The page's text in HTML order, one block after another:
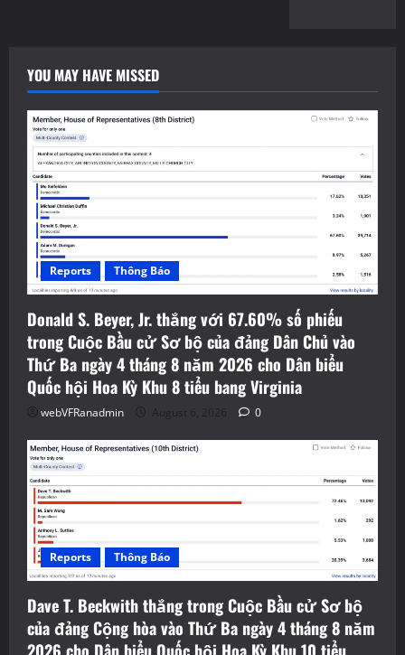
YOU MAY HAVE MISSED
Reports Thông Báo
Donald S. Beyer, Jr. thắng với 67.60% số phiếu
trong Cuộc Bầu cử Sơ bộ của đảng Dân Chủ vào
Thứ Ba ngày 4 tháng 8 năm 2026 cho Dân biểu
Quốc hội Hoa Kỳ Khu 8 tiểu bang Virginia
webVFRanadmin August 6, 2026 0
Reports Thông Báo
Dave T. Beckwith thắng trong Cuộc Bầu cử Sơ bộ
của đảng Cộng hòa vào Thứ Ba ngày 4 tháng 8 năm
2026 cho Dân biểu Quốc hội Hoa Kỳ Khu 10 tiểu